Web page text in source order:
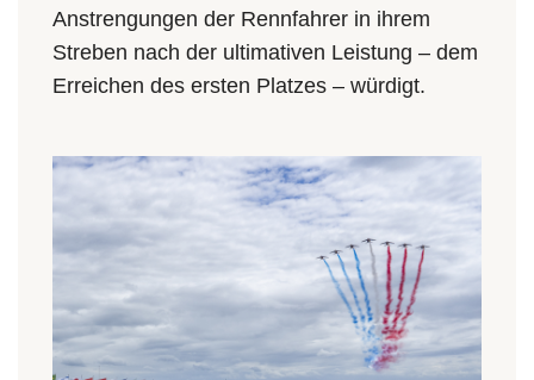
Anstrengungen der Rennfahrer in ihrem
Streben nach der ultimativen Leistung – dem
Erreichen des ersten Platzes – würdigt.